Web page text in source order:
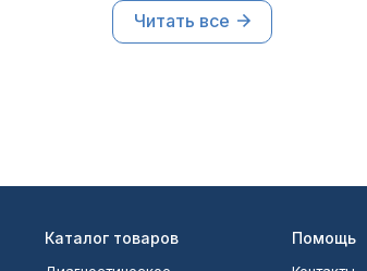
Читать все
Каталог товаров Помощь